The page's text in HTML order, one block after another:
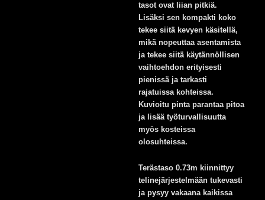
tasot ovat liian pitkiä.
Lisäksi sen kompakti koko
tekee siitä kevyen käsitellä,
mikä nopeuttaa asentamista
ja tekee siitä käytännöllisen
vaihtoehdon erityisesti
pienissä ja tarkasti
rajatuissa kohteissa.
Kuvioitu pinta parantaa pitoa
ja lisää työturvallisuutta
myös kosteissa
olosuhteissa.
Terästaso 0.73m kiinnittyy
telinejärjestelmään tukevasti
ja pysyy vakaana kaikissa